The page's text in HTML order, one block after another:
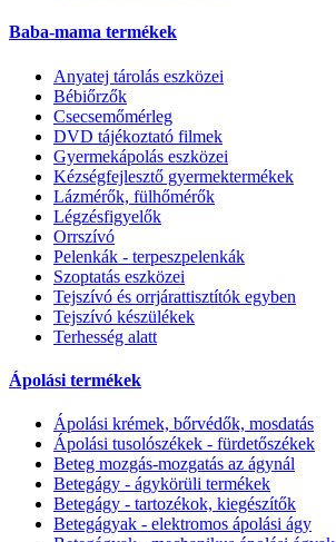
Baba-mama termékek
Anyatej tárolás eszközei
Bébiőrzők
Csecsemőmérleg
DVD tájékoztató filmek
Gyermekápolás eszközei
Kézségfejlesztő gyermektermékek
Lázmérők, fülhőmérők
Légzésfigyelők
Orrszívó
Pelenkák - terpeszpelenkák
Szoptatás eszközei
Tejszívó és orrjárattisztítók egyben
Tejszívó készülékek
Terhesség alatt
Ápolási termékek
Ápolási krémek, bőrvédők, mosdatás
Ápolási tusolószékek - fürdetőszékek
Beteg mozgás-mozgatás az ágynál
Betegágy - ágykörüli termékek
Betegágy - tartozékok, kiegészítők
Betegágyak - elektromos ápolási ágy